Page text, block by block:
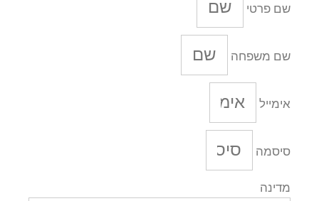
שם פרטי
שם משפחה
אימייל
סיסמה
מדינה